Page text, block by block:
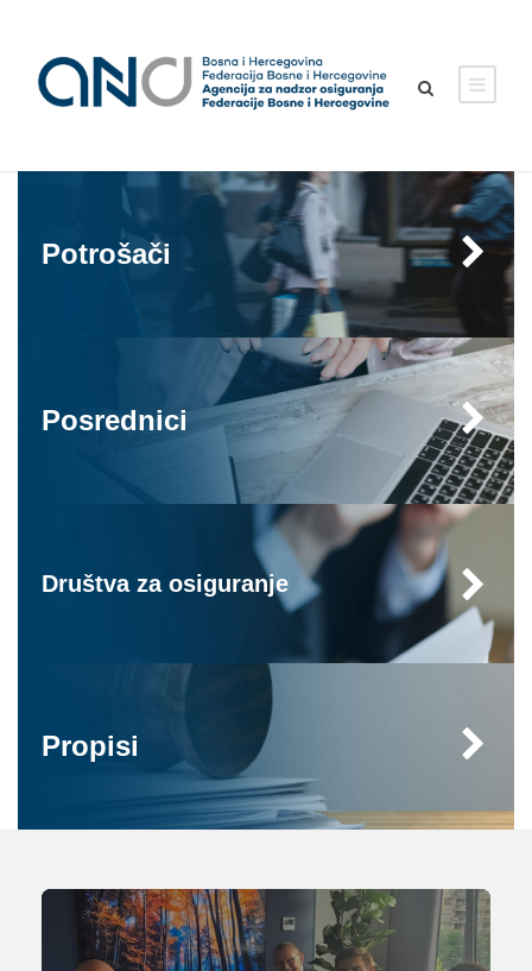
Potrošači
Posrednici
Društva za osiguranje
Propisi